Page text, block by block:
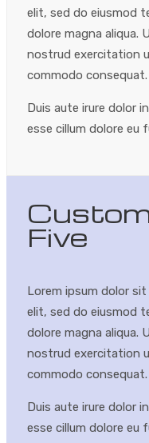
elit, sed do eiusmod
dolore magna aliqua.
nostrud exercitation
commodo consequat.
Duis aute irure dolor
esse cillum dolore eu
Five
Lorem ipsum dolor
elit, sed do eiusmod
dolore magna aliqua.
nostrud exercitation
commodo consequat.
Duis aute irure dolor
esse cillum dolore eu